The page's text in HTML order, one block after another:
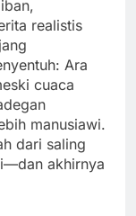
realistis
Ara
cuaca
manusiawi.
dari saling
akhirnya